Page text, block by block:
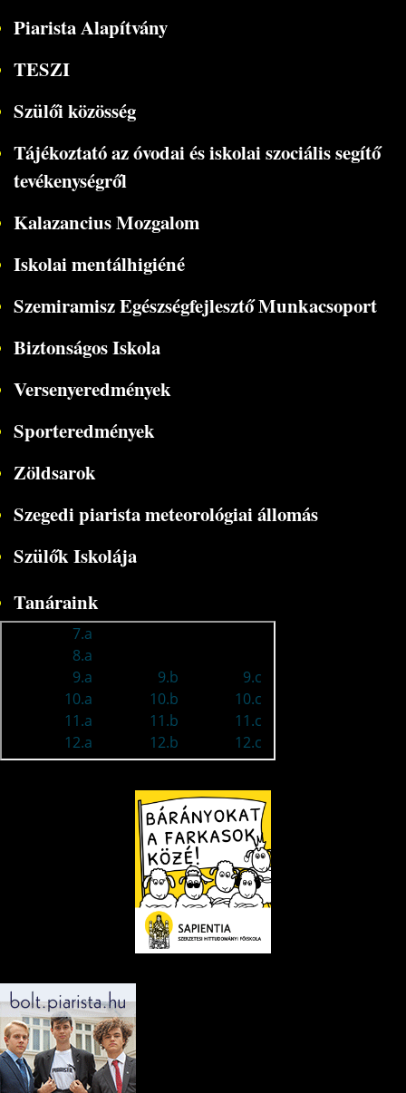
Piarista Alapítvány
TESZI
Szülői közösség
Tájékoztató az óvodai és iskolai szociális segítő
tevékenységről
Kalazancius Mozgalom
Iskolai mentálhigiéné
Szemiramisz Egészségfejlesztő Munkacsoport
Biztonságos Iskola
Versenyeredmények
Sporteredmények
Zöldsarok
Szegedi piarista meteorológiai állomás
Szülők Iskolája
Tanáraink